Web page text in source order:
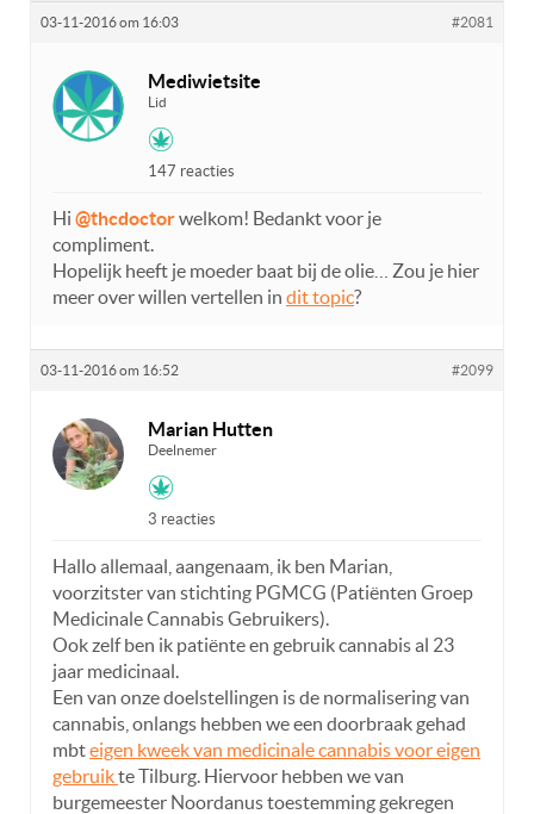
03-11-2016 om 16:03 #2081
Mediwietsite
Lid
147 reacties
Hi @thcdoctorwelkom! Bedankt voor je
compliment.
Hopelijk heeft je moeder baat bij de olie… Zou je hier
meer over willen vertellen in dit topic?
03-11-2016 om 16:52 #2099
Marian Hutten
Deelnemer
3 reacties
Hallo allemaal, aangenaam, ik ben Marian,
voorzitster van stichting PGMCG (Patiënten Groep
Medicinale Cannabis Gebruikers).
Ook zelf ben ik patiënte en gebruik cannabis al 23
jaar medicinaal.
Een van onze doelstellingen is de normalisering van
cannabis, onlangs hebben we een doorbraak gehad
mbteigen kweek van medicinale cannabis voor eigen
gebruikte Tilburg. Hiervoor hebben we van
burgemeester Noordanus toestemming gekregen